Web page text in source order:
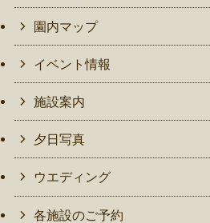
園内マップ
イベント情報
施設案内
夕日写真
ウエディング
各施設のご予約